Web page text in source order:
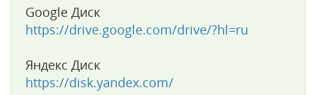
Google Диск
https://drive.google.com/drive/?hl=ru
Яндекс Диск​
https://disk.yandex.com/